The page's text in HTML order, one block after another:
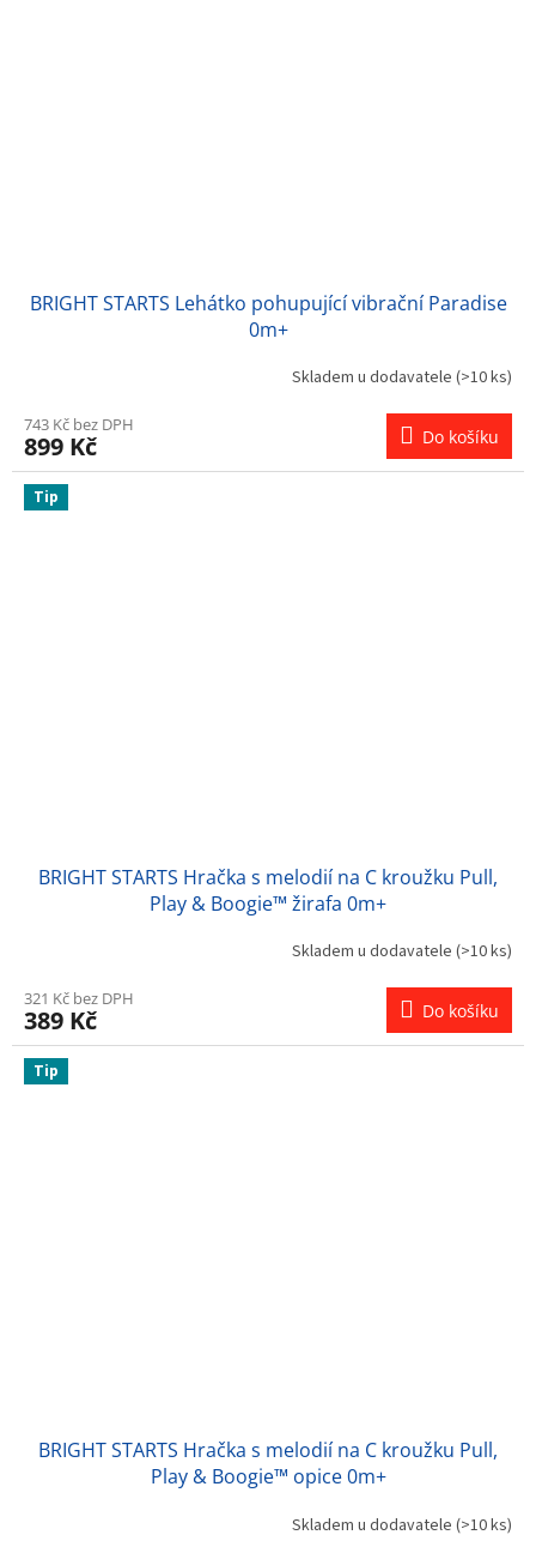
BRIGHT STARTS Lehátko pohupující vibrační Paradise
0m+
Skladem u dodavatele (>10 ks)
743 Kč bez DPH
899 Kč Do košíku
Tip
BRIGHT STARTS Hračka s melodií na C kroužku Pull,
Play & Boogie™ žirafa 0m+
Skladem u dodavatele (>10 ks)
321 Kč bez DPH
389 Kč Do košíku
Tip
BRIGHT STARTS Hračka s melodií na C kroužku Pull,
Play & Boogie™ opice 0m+
Skladem u dodavatele (>10 ks)